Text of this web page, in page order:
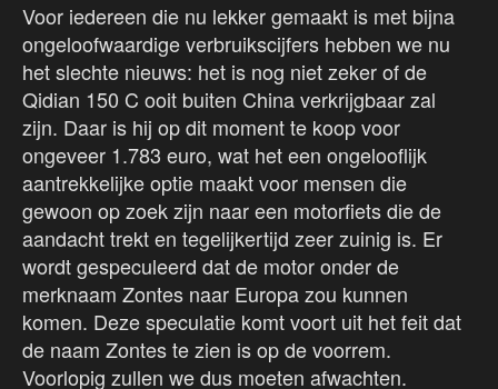
Voor iedereen die nu lekker gemaakt is met bijna
ongeloofwaardige verbruikscijfers hebben we nu
het slechte nieuws: het is nog niet zeker of de
Qidian 150 C ooit buiten China verkrijgbaar zal
zijn. Daar is hij op dit moment te koop voor
ongeveer 1.783 euro, wat het een ongelooflijk
aantrekkelijke optie maakt voor mensen die
gewoon op zoek zijn naar een motorfiets die de
aandacht trekt en tegelijkertijd zeer zuinig is. Er
wordt gespeculeerd dat de motor onder de
merknaam Zontes naar Europa zou kunnen
komen. Deze speculatie komt voort uit het feit dat
de naam Zontes te zien is op de voorrem.
Voorlopig zullen we dus moeten afwachten.